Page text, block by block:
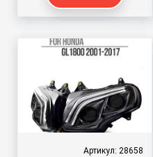
Артикул: 28658